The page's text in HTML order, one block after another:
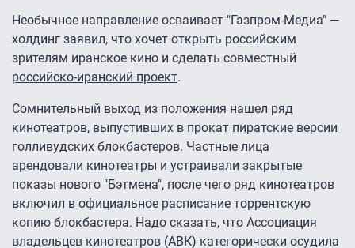
Необычное направление осваивает "Газпром-Медиа" —
холдинг заявил, что хочет открыть российским
зрителям иранское кино и сделать совместный
российско-иранский проект.
Сомнительный выход из положения нашел ряд
кинотеатров, выпустивших в прокат пиратские версии
голливудских блокбастеров. Частные лица
арендовали кинотеатры и устраивали закрытые
показы нового "Бэтмена", после чего ряд кинотеатров
включил в официальное расписание торрентскую
копию блокбастера. Надо сказать, что Ассоциация
владельцев кинотеатров (АВК) категорически осудила